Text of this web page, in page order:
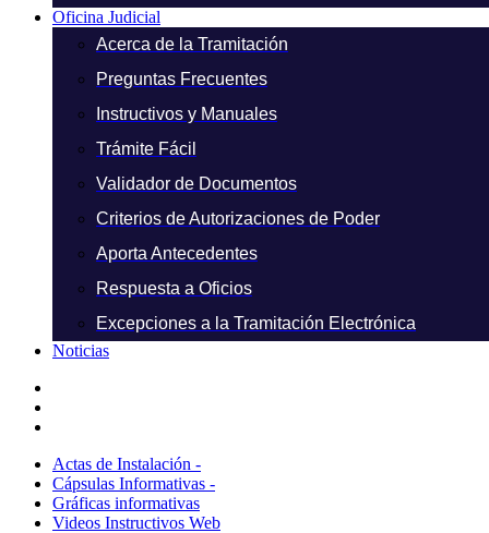
Oficina Judicial
Acerca de la Tramitación
Preguntas Frecuentes
Instructivos y Manuales
Trámite Fácil
Validador de Documentos
Criterios de Autorizaciones de Poder
Aporta Antecedentes
Respuesta a Oficios
Excepciones a la Tramitación Electrónica
Noticias
Actas de Instalación -
Cápsulas Informativas -
Gráficas informativas
Videos Instructivos Web